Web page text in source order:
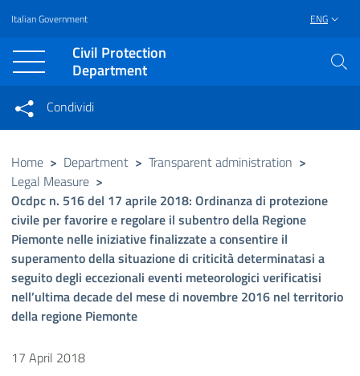
Vai al contenuto principale
Raggiungi il piè di pagina
Italian Government ENG
Civil Protection
Department
Condividi su Facebook
Condividi su Twitter
Condividi
Condividi sui social network
Home > Department > Transparent administration >
Legal Measure >
Ocdpc n. 516 del 17 aprile 2018: Ordinanza di protezione
civile per favorire e regolare il subentro della Regione
Piemonte nelle iniziative finalizzate a consentire il
superamento della situazione di criticità determinatasi a
seguito degli eccezionali eventi meteorologici verificatisi
nell’ultima decade del mese di novembre 2016 nel territorio
della regione Piemonte
17 April 2018